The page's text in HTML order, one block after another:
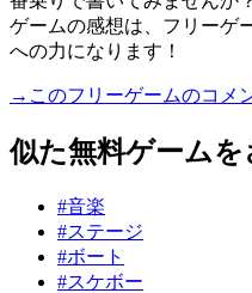
ゲームの感想は、フリーゲ
への力になります！
→このフリーゲームのコメ
似た無料ゲームを
#音楽
#ステージ
#ボート
#スケボー